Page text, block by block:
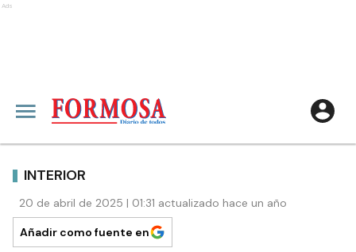
Ads
INTERIOR
20 de abril de 2025 | 01:31 actualizado hace un año
Añadir como fuente en